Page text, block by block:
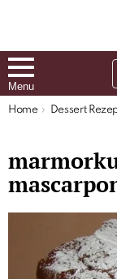
Menu
You are here:
Home Dessert